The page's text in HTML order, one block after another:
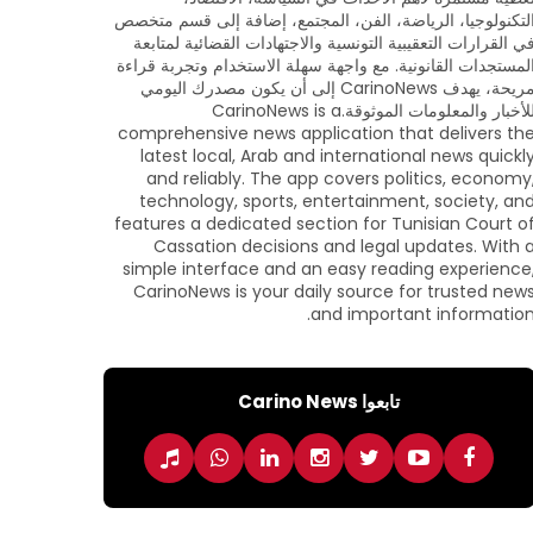
التكنولوجيا، الرياضة، الفن، المجتمع، إضافة إلى قسم متخصص
في القرارات التعقيبية التونسية والاجتهادات القضائية لمتابعة
المستجدات القانونية. مع واجهة سهلة الاستخدام وتجربة قراءة
مريحة، يهدف CarinoNews إلى أن يكون مصدرك اليومي
للأخبار والمعلومات الموثوقة.CarinoNews is a
comprehensive news application that delivers the
latest local, Arab and international news
and reliably. The app covers politics,
technology, sports, entertainment, society, and
features a dedicated section for Tunisian Court of
Cassation decisions and legal updates. With a
simple interface and an easy reading
CarinoNews is your daily source for trusted news
and important information.
تابعوا Carino News